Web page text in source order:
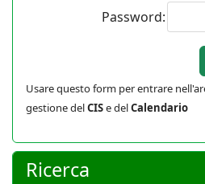
Password:
Usare questo form per entrare
gestione delCISe delCalendario
Ricerca